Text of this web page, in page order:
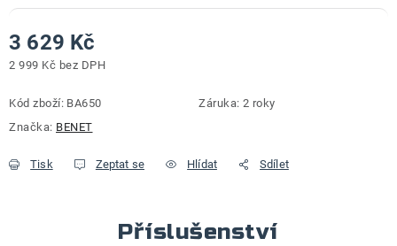
3 629 Kč
2 999 Kč bez DPH
Kód zboží: BA650 Záruka: 2 roky
Značka: BENET
Tisk Zeptat se Hlídat Sdílet
Příslušenství